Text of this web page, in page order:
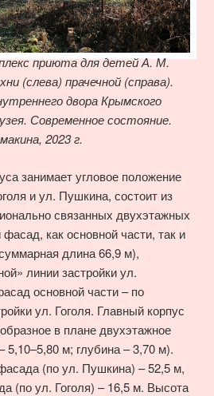
приюта для детей А. М.
(слева) прачечной (справа).
двора Крымского
Современное состояние.
2023 г.
занимает угловое положение
и ул. Пушкина, состоит из
связанных двухэтажных
как основной части, так и
длина 66,9 м),
линии застройки ул.
основной части – по
ул. Гоголя. Главный корпус
в плане двухэтажное
5,10–5,80 м; глубина – 3,70 м).
(по ул. Пушкина) – 52,5 м,
(по ул. Гоголя) – 16,5 м. Высота